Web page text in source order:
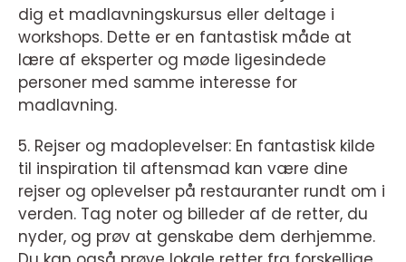
dig et madlavningskursus eller deltage i
workshops. Dette er en fantastisk måde at
lære af eksperter og møde ligesindede
personer med samme interesse for
madlavning.
5. Rejser og madoplevelser: En fantastisk kilde
til inspiration til aftensmad kan være dine
rejser og oplevelser på restauranter rundt om i
verden. Tag noter og billeder af de retter, du
nyder, og prøv at genskabe dem derhjemme.